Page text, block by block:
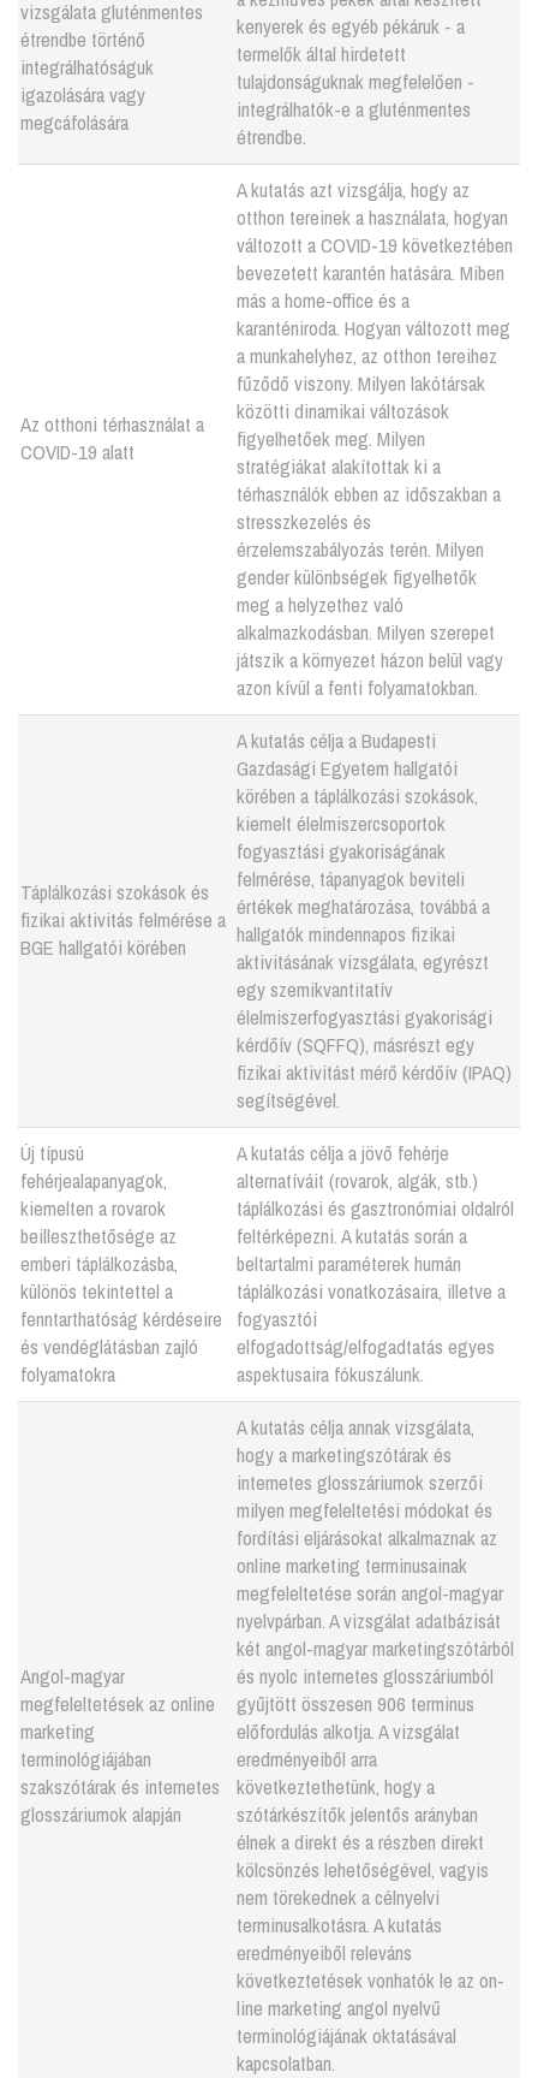
vizsgálata gluténmentes
étrendbe történő
integrálhatóságuk
igazolására vagy
megcáfolására
kenyerek és egyéb pékáruk - a
termelők által hirdetett
tulajdonságuknak megfelelően -
integrálhatók-e a gluténmentes
étrendbe.
Az otthoni térhasználat a
COVID-19 alatt
A kutatás azt vizsgálja, hogy az
otthon tereinek a használata, hogyan
változott a COVID-19 következtében
bevezetett karantén hatására. Miben
más a home-office és a
karanténiroda. Hogyan változott meg
a munkahelyhez, az otthon tereihez
fűződő viszony. Milyen lakótársak
közötti dinamikai változások
figyelhetőek meg. Milyen
stratégiákat alakítottak ki a
térhasználók ebben az időszakban a
stresszkezelés és
érzelemszabályozás terén. Milyen
gender különbségek figyelhetők
meg a helyzethez való
alkalmazkodásban. Milyen szerepet
játszik a környezet házon belül vagy
azon kívül a fenti folyamatokban.
Táplálkozási szokások és
fizikai aktivitás felmérése a
BGE hallgatói körében
A kutatás célja a Budapesti
Gazdasági Egyetem hallgatói
körében a táplálkozási szokások,
kiemelt élelmiszercsoportok
fogyasztási gyakoriságának
felmérése, tápanyagok beviteli
értékek meghatározása, továbbá a
hallgatók mindennapos fizikai
aktivitásának vizsgálata, egyrészt
egy szemikvantitatív
élelmiszerfogyasztási gyakorisági
kérdőív (SQFFQ), másrészt egy
fizikai aktivitást mérő kérdőív (IPAQ)
segítségével.
Új típusú
fehérjealapanyagok,
kiemelten a rovarok
beilleszthetősége az
emberi táplálkozásba,
különös tekintettel a
fenntarthatóság kérdéseire
és vendéglátásban zajló
folyamatokra
A kutatás célja a jövő fehérje
alternatíváit (rovarok, algák, stb.)
táplálkozási és gasztronómiai oldalról
feltérképezni. A kutatás során a
beltartalmi paraméterek humán
táplálkozási vonatkozásaira, illetve a
fogyasztói
elfogadottság/elfogadtatás egyes
aspektusaira fókuszálunk.
Angol-magyar
megfeleltetések az online
marketing
terminológiájában
szakszótárak és internetes
glosszáriumok alapján
A kutatás célja annak vizsgálata,
hogy a marketingszótárak és
internetes glosszáriumok szerzői
milyen megfeleltetési módokat és
fordítási eljárásokat alkalmaznak az
online marketing terminusainak
megfeleltetése során angol-magyar
nyelvpárban. A vizsgálat adatbázisát
két angol-magyar marketingszótárból
és nyolc internetes glosszáriumból
gyűjtött összesen 906 terminus
előfordulás alkotja. A vizsgálat
eredményeiből arra
következtethetünk, hogy a
szótárkészítők jelentős arányban
élnek a direkt és a részben direkt
kölcsönzés lehetőségével, vagyis
nem törekednek a célnyelvi
terminusalkotásra. A kutatás
eredményeiből releváns
következtetések vonhatók le az on-
line marketing angol nyelvű
terminológiájának oktatásával
kapcsolatban.